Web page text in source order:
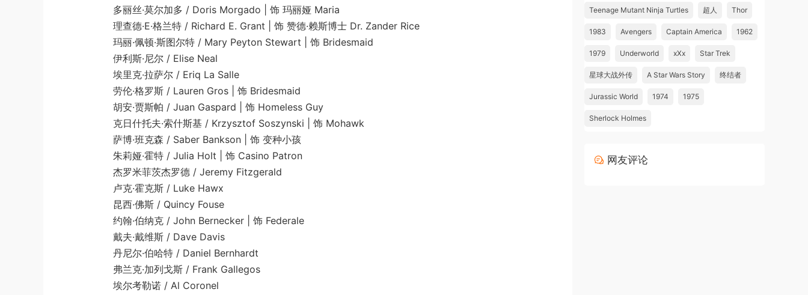
多丽丝·莫尔加多 / Doris Morgado | 饰 玛丽娅 Maria
理查德·E·格兰特 / Richard E. Grant | 饰 赞德·赖斯博士 Dr. Zander Rice
玛丽·佩顿·斯图尔特 / Mary Peyton Stewart | 饰 Bridesmaid
伊利斯·尼尔 / Elise Neal
埃里克·拉萨尔 / Eriq La Salle
劳伦·格罗斯 / Lauren Gros | 饰 Bridesmaid
胡安·贾斯帕 / Juan Gaspard | 饰 Homeless Guy
克日什托夫·索什斯基 / Krzysztof Soszynski | 饰 Mohawk
萨博·班克森 / Saber Bankson | 饰 变种小孩
朱莉娅·霍特 / Julia Holt | 饰 Casino Patron
杰罗米菲茨杰罗德 / Jeremy Fitzgerald
卢克·霍克斯 / Luke Hawx
昆西·佛斯 / Quincy Fouse
约翰·伯纳克 / John Bernecker | 饰 Federale
戴夫·戴维斯 / Dave Davis
丹尼尔·伯哈特 / Daniel Bernhardt
弗兰克·加列戈斯 / Frank Gallegos
埃尔考勒诺 / Al Coronel
Teenage Mutant Ninja Turtles 超人 Thor
1983 Avengers Captain America 1962
1979 Underworld xXx Star Trek
星球大战外传 A Star Wars Story 终结者
Jurassic World 1974 1975
Sherlock Holmes
网友评论